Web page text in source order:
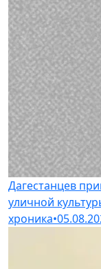
Дагестанцев
уличной
хроника•